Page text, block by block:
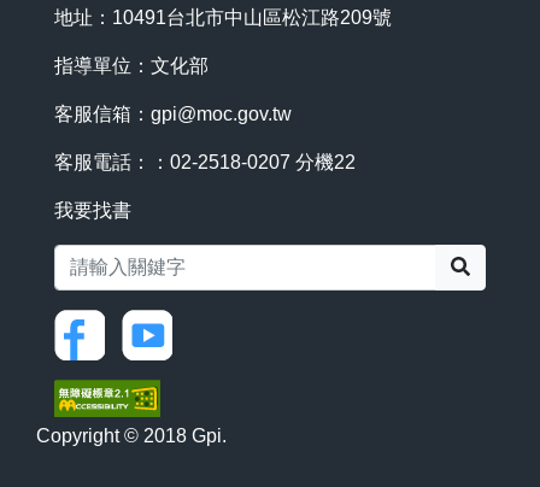
地址：10491台北市中山區松江路209號
指導單位：文化部
客服信箱： gpi@moc.gov.tw
客服電話：：02-2518-0207 分機22
我要找書
Copyright © 2018 Gpi.